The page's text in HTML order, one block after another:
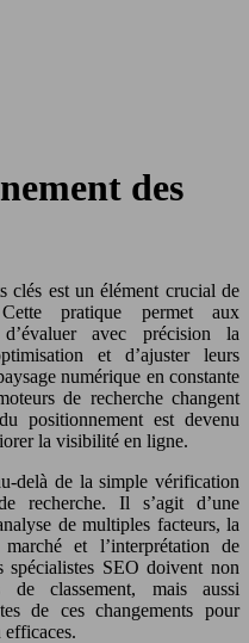
des
clés est un élément crucial de
pratique permet aux
avec précision la
et d’ajuster leurs
numérique en constante
de recherche changent
positionnement est devenu
la visibilité en ligne.
delà de la simple vérification
recherche. Il s’agit d’une
de multiples facteurs, la
et l’interprétation de
spécialistes SEO doivent non
de classement, mais aussi
de ces changements pour
efficaces.